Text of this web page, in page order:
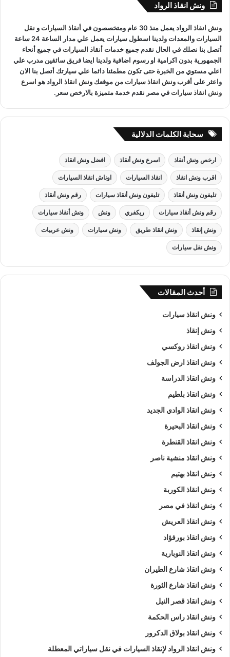
:
ونش انقاذ الرواد
ونش انقاذ الرواد يعمل منذ 30 عام ومتخصصون في أنقاذ السياراتو نقل
السيارات
والمعدات ولدينا اسطول سيارات يعمل علي مدار الساعة 24 ساعة
أتصل بنا نصلك في الحال نقدم جميع خدماتأنقاذ السياراتفي جميع أنحاء
الجمهورية بدون اكرامية او رسوم اضافية ولدينا ايضا فريق سائقين مدرب علي
اعلي مستوي من الخبرة حتى تكون مطمئنا دائما علي سيارتك أتصل بنا الان
واعثر علىأقرب ونش انقاذ سياراتمن موقعك ونش انقاذ الرواد هو اسرع
ونش انقاذ سياراتفي مصر نقدم خدمة متميزة بالارخص سعر.
سحابة الكلمات الدلالية
ارخص ونش أنقاذ اسرع ونش أنقاذ افضل ونش انقاذ
اقرب ونش انقاذ انقاذ السيارات اوناش انقاذ السيارات
تليفون ونش أنقاذ تليفون ونش أنقاذ سيارات رقم ونش أنقاذ
رقم ونش أنقاذ سيارات ريكفري ونش ونش أنقاذ سيارات
ونش إنقاذ ونش انقاذ طريق ونش سيارات ونش عربيات
ونش نقل سيارات
أحدث المقالات
ونش انقاذ سيارات
ونش إنقاذ
ونش انقاذ روكسي
ونش انقاذ ارض الجولف
ونش انقاذ الدراسة
ونش انقاذ بلطيم
ونش انقاذ الوادي الجديد
ونش انقاذ البحيرة
ونش انقاذ القنطرة
ونش انقاذ منشية ناصر
ونش انقاذ بهتيم
ونش انقاذ الكوربة
ونش انقاذ في مصر
ونش انقاذ العريش
ونش انقاذ بورفؤاد
ونش انقاذ النوبارية
ونش انقاذ شارع الطيران
ونش انقاذ شارع الثورة
ونش انقاذ قصر النيل
ونش انقاذ راس الحكمة
ونش انقاذ بولاق الدكرور
ونش انقاذ الرواد لإنقاذ السيارات في نقل سياراتي المعطلة